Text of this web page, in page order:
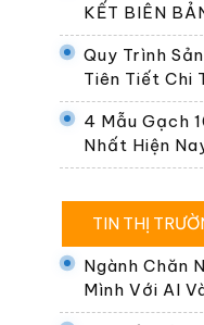
KẾT BIÊN
TÁC PHÁT
ĐỔI PIN TẠI
Quy Trình
Tiên Tiết Chi
Đoạn
4 Mẫu Gạch
Nhất Hiện
TIN THỊ
Ngành Chăn
Mình Với AI